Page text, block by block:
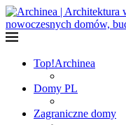
Top!Archinea
Domy PL
Zagraniczne domy